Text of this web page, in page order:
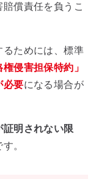
償責任を負うこ
るためには、標準
権侵害担保特約」
必要になる場合が
明されない限
。